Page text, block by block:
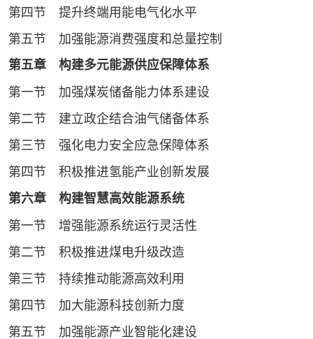
第四节 提升终端用能电气化水平
第五节 加强能源消费强度和总量控制
第五章 构建多元能源供应保障体系
第一节 加强煤炭储备能力体系建设
第二节 建立政企结合油气储备体系
第三节 强化电力安全应急保障体系
第四节 积极推进氢能产业创新发展
第六章 构建智慧高效能源系统
第一节 增强能源系统运行灵活性
第二节 积极推进煤电升级改造
第三节 持续推动能源高效利用
第四节 加大能源科技创新力度
第五节 加强能源产业智能化建设